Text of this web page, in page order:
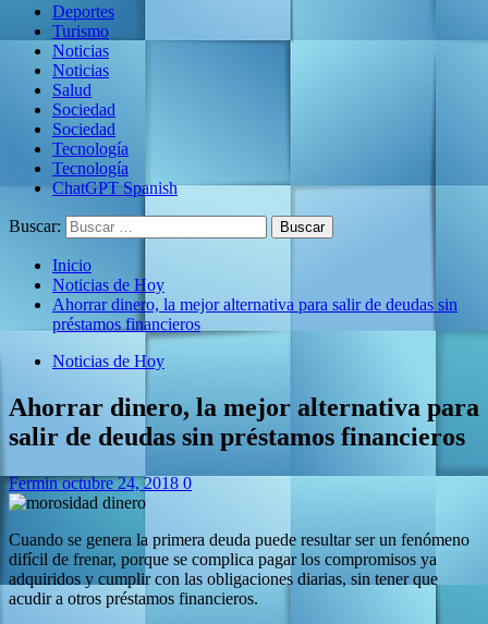
Deportes
Turismo
Noticias
Noticias
Salud
Sociedad
Sociedad
Tecnología
Tecnología
ChatGPT Spanish
Buscar:
Inicio
Noticias de Hoy
Ahorrar dinero, la mejor alternativa para salir de deudas sin
préstamos financieros
Noticias de Hoy
Ahorrar dinero, la mejor alternativa para
salir de deudas sin préstamos financieros
Ferminoctubre 24, 2018 0
Cuando se genera la primera deuda puede resultar ser un fenómeno
difícil de frenar, porque se complica pagar los compromisos ya
adquiridos y cumplir con las obligaciones diarias, sin tener que
acudir a otros préstamos financieros.